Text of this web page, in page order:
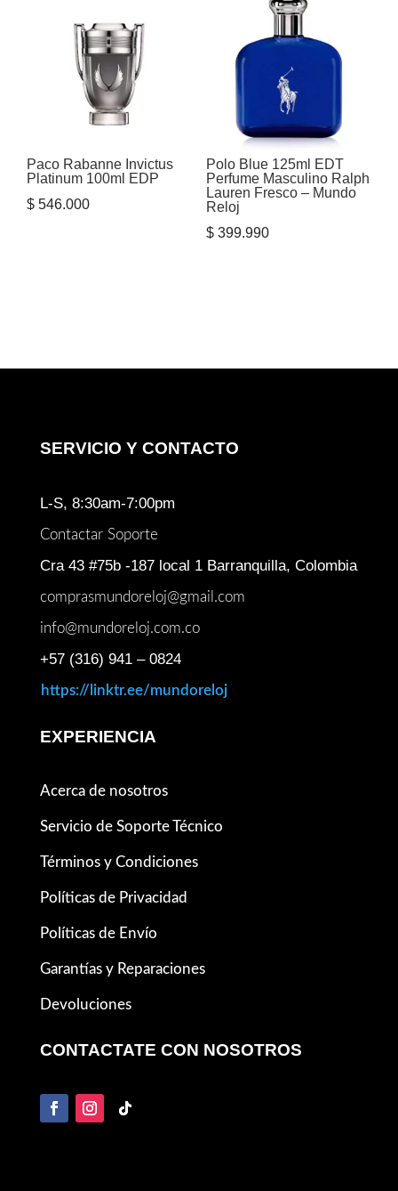
Paco Rabanne Invictus
Platinum 100ml EDP
$ 546.000
Polo Blue 125ml EDT
Perfume Masculino Ralph
Lauren Fresco – Mundo
Reloj
$399.990
SERVICIO Y CONTACTO
L-S, 8:30am-7:00pm
Contactar Soporte
Cra 43 #75b -187 local 1 Barranquilla, Colombia
comprasmundoreloj@gmail.com
info@mundoreloj.com.co
+57 (316) 941 – 0824
https://linktr.ee/mundoreloj
EXPERIENCIA
Acerca de nosotros
Servicio de Soporte Técnico
Términos y Condiciones
Políticas de Privacidad
Políticas de Envío
Garantías y Reparaciones
Devoluciones
CONTACTATE CON NOSOTROS